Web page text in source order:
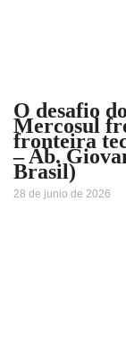
O desafio
Mercosul
fronteira
– Ab.
Brasil)
28 de junio de 2026